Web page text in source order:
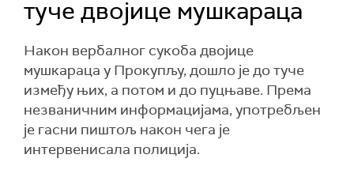
туче двојице мушкараца
Након вербалног сукоба двојице
мушкараца у Прокупљу, дошло је до туче
између њих, а потом и до пуцњаве. Према
незваничним информацијама, употребљен
је гасни пиштољ након чега је
интервенисала полиција.